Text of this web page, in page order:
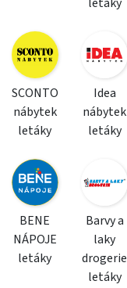
SCONTO
nábytek
letáky
Idea
nábytek
letáky
BENE
NÁPOJE
letáky
Barvy a
laky
drogerie
letáky